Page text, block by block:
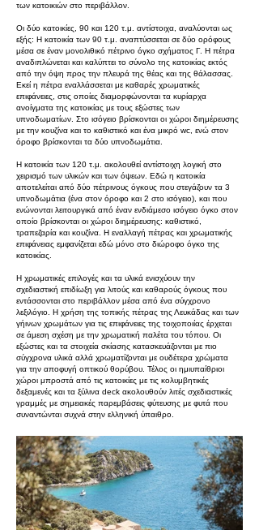
των κατοικιών στο περιβάλλον.
Οι δύο κατοικίες, 90 και 120 τ.μ. αντίστοιχα, αναλύονται ως
εξής: Η κατοικία των 90 τ.μ. αναπτύσσεται σε δύο ορόφους
μέσα σε έναν μονολιθικό πέτρινο όγκο σχήματος Γ. Η πέτρα
αναδιπλώνεται και καλύπτει το σύνολο της κατοικίας εκτός
από την όψη προς την πλευρά της θέας και της θάλασσας.
Εκεί η πέτρα εναλλάσσεται με καθαρές χρωματικές
επιφάνειες, στις οποίες διαμορφώνονται τα κυρίαρχα
ανοίγματα της κατοικίας με τους εξώστες των
υπνοδωματίων. Στο ισόγειο βρίσκονται οι χώροι διημέρευσης
με την κουζίνα και το καθιστικό και ένα μικρό wc, ενώ στον
όροφο βρίσκονται τα δύο υπνοδωμάτια.
Η κατοικία των 120 τ.μ. ακολουθεί αντίστοιχη λογική στο
χειρισμό των υλικών και των όψεων. Εδώ η κατοικία
αποτελείται από δύο πέτρινους όγκους που στεγάζουν τα 3
υπνοδωμάτια (ένα στον όροφο και 2 στο ισόγειο), και που
ενώνονται λειτουργικά από έναν ενδιάμεσο ισόγειο όγκο στον
οποίο βρίσκονται οι χώροι διημέρευσης: καθιστικό,
τραπεζαρία και κουζίνα. Η εναλλαγή πέτρας και χρωματικής
επιφάνειας εμφανίζεται εδώ μόνο στο διώροφο όγκο της
κατοικίας.
Η χρωματικές επιλογές και τα υλικά ενισχύουν την
σχεδιαστική επιδίωξη για λιτούς και καθαρούς όγκους που
εντάσσονται στο περιβάλλον μέσα από ένα σύγχρονο
λεξιλόγιο. Η χρήση της τοπικής πέτρας της Λευκάδας και των
γήινων χρωμάτων για τις επιφάνειες της τοιχοποιίας έρχεται
σε άμεση σχέση με την χρωματική παλέτα του τόπου. Οι
εξώστες και τα στοιχεία σκίασης κατασκευάζονται με πιο
σύγχρονα υλικά αλλά χρωματίζονται με ουδέτερα χρώματα
για την αποφυγή οπτικού θορύβου. Τέλος οι ημιυπαίθριοι
χώροι μπροστά από τις κατοικίες με τις κολυμβητικές
δεξαμενές και τα ξύλινα deck ακολουθούν λιτές σχεδιαστικές
γραμμές με σημειακές παρεμβάσεις φύτευσης με φυτά που
συναντώνται συχνά στην ελληνική ύπαιθρο.